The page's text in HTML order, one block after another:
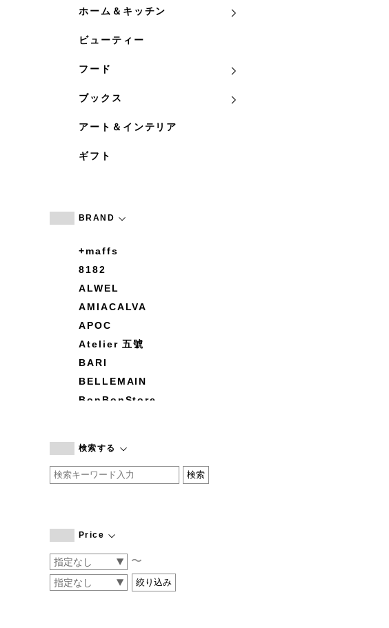
ホーム＆キッチン
ビューティー
フード
ブックス
アート＆インテリア
ギフト
BRAND
+maffs
8182
ALWEL
AMIACALVA
APOC
Atelier 五號
BARI
BELLEMAIN
BonBonStore
by basics
CATWORTH
COGTHEBIGSMOKE
CONVERSE
DEAN & DELUCA
検索する
Price
〜